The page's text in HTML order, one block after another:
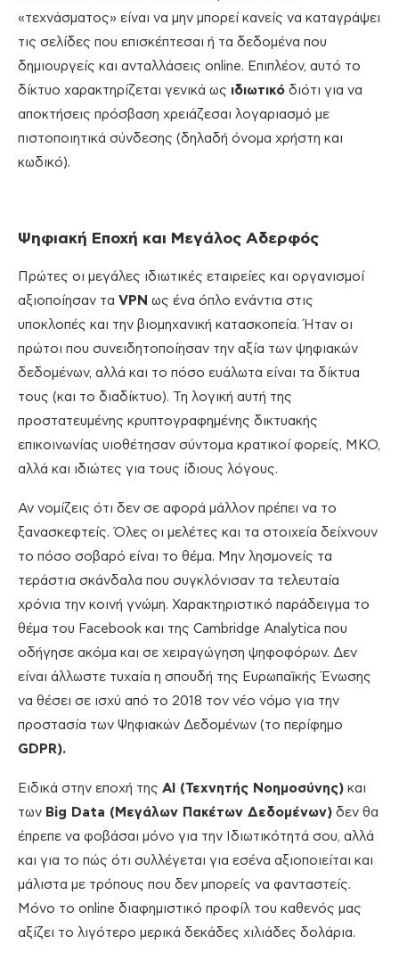
«τεχνάσματος» είναι να μην μπορεί κανείς να καταγράψει
τις σελίδες που επισκέπτεσαι ή τα δεδομένα που
δημιουργείς και ανταλλάσεις online. Επιπλέον, αυτό το
δίκτυο χαρακτηρίζεται γενικά ως ιδιωτικό διότι για να
αποκτήσεις πρόσβαση χρειάζεσαι λογαριασμό με
πιστοποιητικά σύνδεσης (δηλαδή όνομα χρήστη και
κωδικό).
Ψηφιακή Εποχή και Μεγάλος Αδερφός
Πρώτες οι μεγάλες ιδιωτικές εταιρείες και οργανισμοί
αξιοποίησαν τα VPN ως ένα όπλο ενάντια στις
υποκλοπές και την βιομηχανική κατασκοπεία. Ήταν οι
πρώτοι που συνειδητοποίησαν την αξία των ψηφιακών
δεδομένων, αλλά και το πόσο ευάλωτα είναι τα δίκτυα
τους (και το διαδίκτυο). Τη λογική αυτή της
προστατευμένης κρυπτογραφημένης δικτυακής
επικοινωνίας υιοθέτησαν σύντομα κρατικοί φορείς, ΜΚΟ,
αλλά και ιδιώτες για τους ίδιους λόγους.
Αν νομίζεις ότι δεν σε αφορά μάλλον πρέπει να το
ξανασκεφτείς. Όλες οι μελέτες και τα στοιχεία δείχνουν
το πόσο σοβαρό είναι το θέμα. Μην λησμονείς τα
τεράστια σκάνδαλα που συγκλόνισαν τα τελευταία
χρόνια την κοινή γνώμη. Χαρακτηριστικό παράδειγμα το
θέμα του Facebook και της Cambridge Analytica που
οδήγησε ακόμα και σε χειραγώγηση ψηφοφόρων. Δεν
είναι άλλωστε τυχαία η σπουδή της Ευρωπαϊκής Ένωσης
να θέσει σε ισχύ από το 2018 τον νέο νόμο για την
προστασία των Ψηφιακών Δεδομένων (το περίφημο
GDPR).
Ειδικά στην εποχή της AI (Τεχνητής Νοημοσύνης) και
των Big Data (Μεγάλων Πακέτων Δεδομένων) δεν θα
έπρεπε να φοβάσαι μόνο για την Ιδιωτικότητά σου, αλλά
και για το πώς ότι συλλέγεται για εσένα αξιοποιείται και
μάλιστα με τρόπους που δεν μπορείς να φανταστείς.
Μόνο το online διαφημιστικό προφίλ του καθενός μας
αξίζει το λιγότερο μερικά δεκάδες χιλιάδες δολάρια.